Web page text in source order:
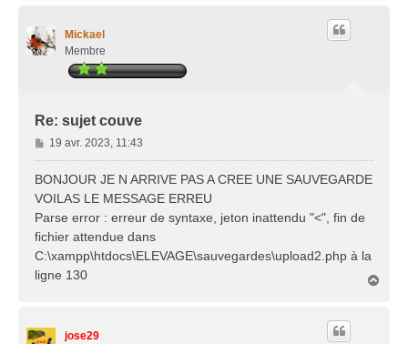
Mickael
Membre
Re: sujet couve
M
e
s
s
g
e
19 avr. 2023, 11:43
BONJOUR JE N ARRIVE PAS A CREE UNE SAUVEGARDE
VOILAS LE MESSAGE ERREU
Parse error : erreur de syntaxe, jeton inattendu "<", fin de
fichier attendue dans
C:\xampp\htdocs\ELEVAGE\sauvegardes\upload2.php à la
ligne 130
jose29